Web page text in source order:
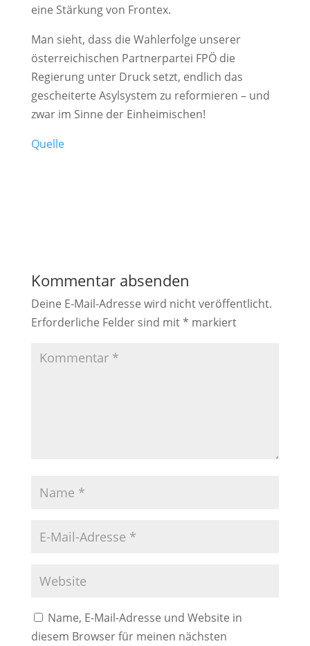
eine Stärkung von Frontex.
Man sieht, dass die Wahlerfolge unserer
österreichischen Partnerpartei FPÖ die
Regierung unter Druck setzt, endlich das
gescheiterte Asylsystem zu reformieren – und
zwar im Sinne der Einheimischen!
Quelle
Kommentar absenden
Deine E-Mail-Adresse wird nicht veröffentlicht.
Erforderliche Felder sind mit* markiert
Name, E-Mail-Adresse und Website in
diesem Browser für meinen nächsten